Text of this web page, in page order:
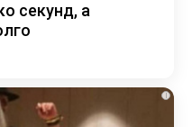
секунд, а
i